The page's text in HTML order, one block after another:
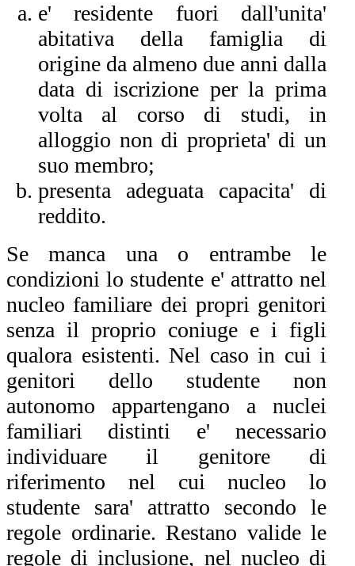
e' residente fuori dall'unita'
abitativa della famiglia di
origine da almeno due anni dalla
data di iscrizione per la prima
volta al corso di studi, in
alloggio non di proprieta' di un
suo membro;
presenta adeguata capacita' di
reddito.
Se manca una o entrambe le
condizioni lo studente e' attratto nel
nucleo familiare dei propri genitori
senza il proprio coniuge e i figli
qualora esistenti. Nel caso in cui i
genitori dello studente non
autonomo appartengano a nuclei
familiari distinti e' necessario
individuare il genitore di
riferimento nel cui nucleo lo
studente sara' attratto secondo le
regole ordinarie. Restano valide le
regole di inclusione, nel nucleo di